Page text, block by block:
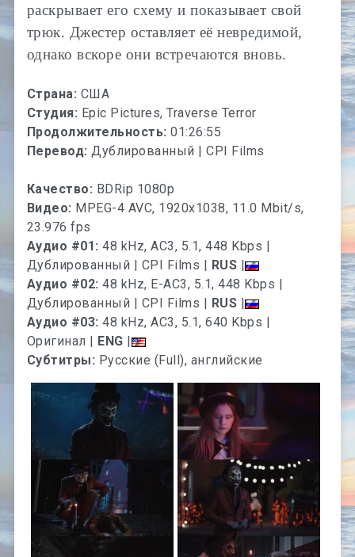
раскрывает его схему и показывает свой
трюк. Джестер оставляет её невредимой,
однако вскоре они встречаются вновь.
Страна: США
Студия: Epic Pictures, Traverse Terror
Продолжительность:01:26:55
Перевод:Дублированный | CPI Films
Качество: BDRip 1080p
Видео: MPEG-4 AVC, 1920x1038, 11.0 Mbit/s,
23.976 fps
Аудио #01:48 kHz, AC3, 5.1, 448 Kbps |
Дублированный | CPI Films | RUS |
Аудио #02:48 kHz, E-AC3, 5.1, 448 Kbps |
Дублированный | CPI Films | RUS |
Аудио #03:48 kHz, AC3, 5.1, 640 Kbps |
Оригинал | ENG |
Субтитры: Русские (Full), английские